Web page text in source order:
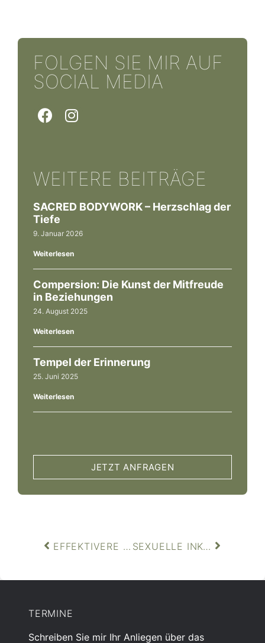
FOLGEN SIE MIR AUF
SOCIAL MEDIA
WEITERE BEITRÄGE
SACRED BODYWORK – Herzschlag der
Tiefe
9. Januar 2026
Weiterlesen
Compersion: Die Kunst der Mitfreude
in Beziehungen
24. August 2025
Weiterlesen
Tempel der Erinnerung
25. Juni 2025
Weiterlesen
JETZT ANFRAGEN
EFFEKTIVERE AUSEINANDERSETZUNGEN DURCH GEWALTFREIE KOMMUNIKATION SEXUELLE INKOMPATIBILITÄT, MEIN BEITRAG AUF LOVEFREUND.DE
TERMINE
Schreiben Sie mir Ihr Anliegen über das